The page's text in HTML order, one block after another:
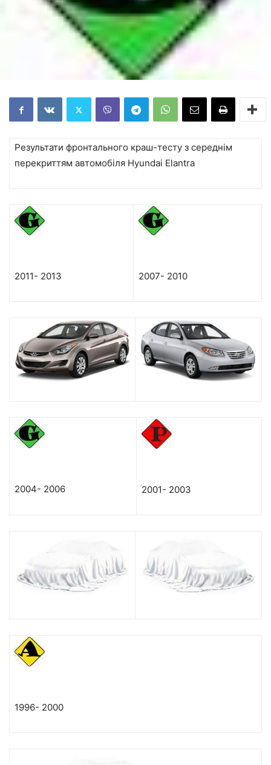
Результати фронтального краш-тесту з середнім
перекриттям автомобіля Hyundai Elantra
2011- 2013 2007- 2010
2004- 2006 2001- 2003
1996- 2000